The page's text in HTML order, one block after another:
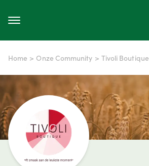
Home > Onze Community > Tivoli Boutique